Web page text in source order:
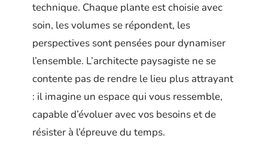
technique. Chaque plante est choisie avec
soin, les volumes se répondent, les
perspectives sont pensées pour dynamiser
l’ensemble. L’architecte paysagiste ne se
contente pas de rendre le lieu plus attrayant
: il imagine un espace qui vous ressemble,
capable d’évoluer avec vos besoins et de
résister à l’épreuve du temps.